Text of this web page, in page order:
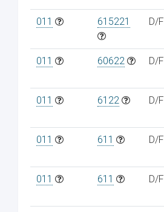
011 615221 D/F
011 60622 D/F
011 6122 D/F
011 611 D/F
011 611 D/F